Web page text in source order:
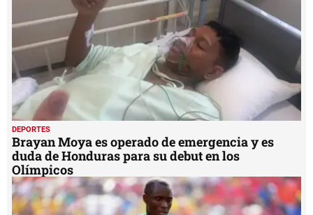
DEPORTES
Brayan Moya es operado de emergencia y es
duda de Honduras para su debut en los
Olímpicos